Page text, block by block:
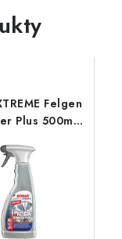
Felgen
Plus 500ml